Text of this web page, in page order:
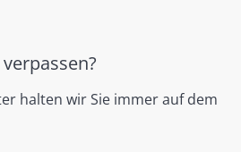
halten wir Sie immer auf dem